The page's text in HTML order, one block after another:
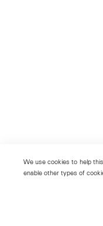
We use cookies to help
enable other types of